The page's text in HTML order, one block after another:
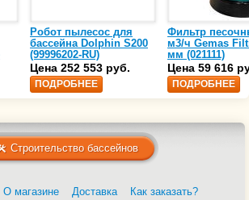
Робот пылесос для
бассейна Dolphin S200
(99996202-RU)
Цена 252 553 руб.
ПОДРОБНЕЕ
Фильтр
м3/ч Gemas
мм (021111)
Цена 59 616
ПОДРОБНЕЕ
Строительство бассейнов
О магазине Доставка Как заказать?